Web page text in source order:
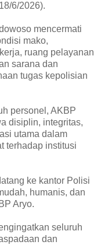
6/2026).
mencermati
mako,
ruang pelayanan
sarana dan
tugas kepolisian
personel, AKBP
disiplin, integritas,
utama dalam
terhadap institusi
ke kantor Polisi
humanis, dan
Aryo.
seluruh
dan